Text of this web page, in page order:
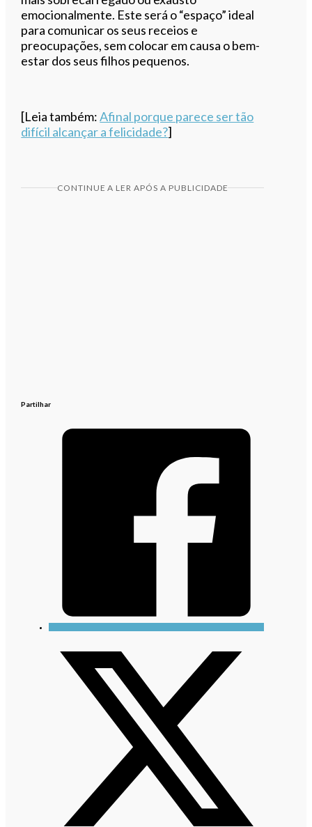
emocionalmente. Este será o “espaço” ideal
para comunicar os seus receios e
preocupações, sem colocar em causa o bem-
estar dos seus filhos pequenos.
[Leia também:Afinal porque parece ser tão
difícil alcançar a felicidade?]
CONTINUE A LER APÓS A PUBLICIDADE
Partilhar